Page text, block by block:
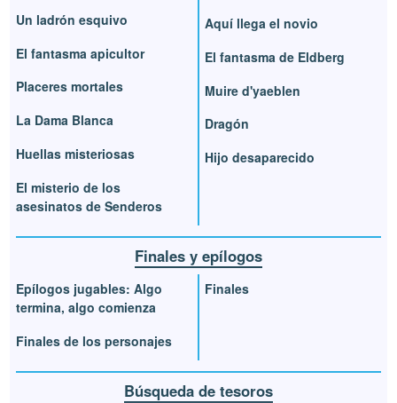
Un ladrón esquivo
El fantasma apicultor
Placeres mortales
La Dama Blanca
Huellas misteriosas
El misterio de los
asesinatos de Senderos
Aquí llega el novio
El fantasma de Eldberg
Muire d'yaeblen
Dragón
Hijo desaparecido
Finales y epílogos
Epílogos jugables: Algo
termina, algo comienza
Finales de los personajes
Finales
Búsqueda de tesoros